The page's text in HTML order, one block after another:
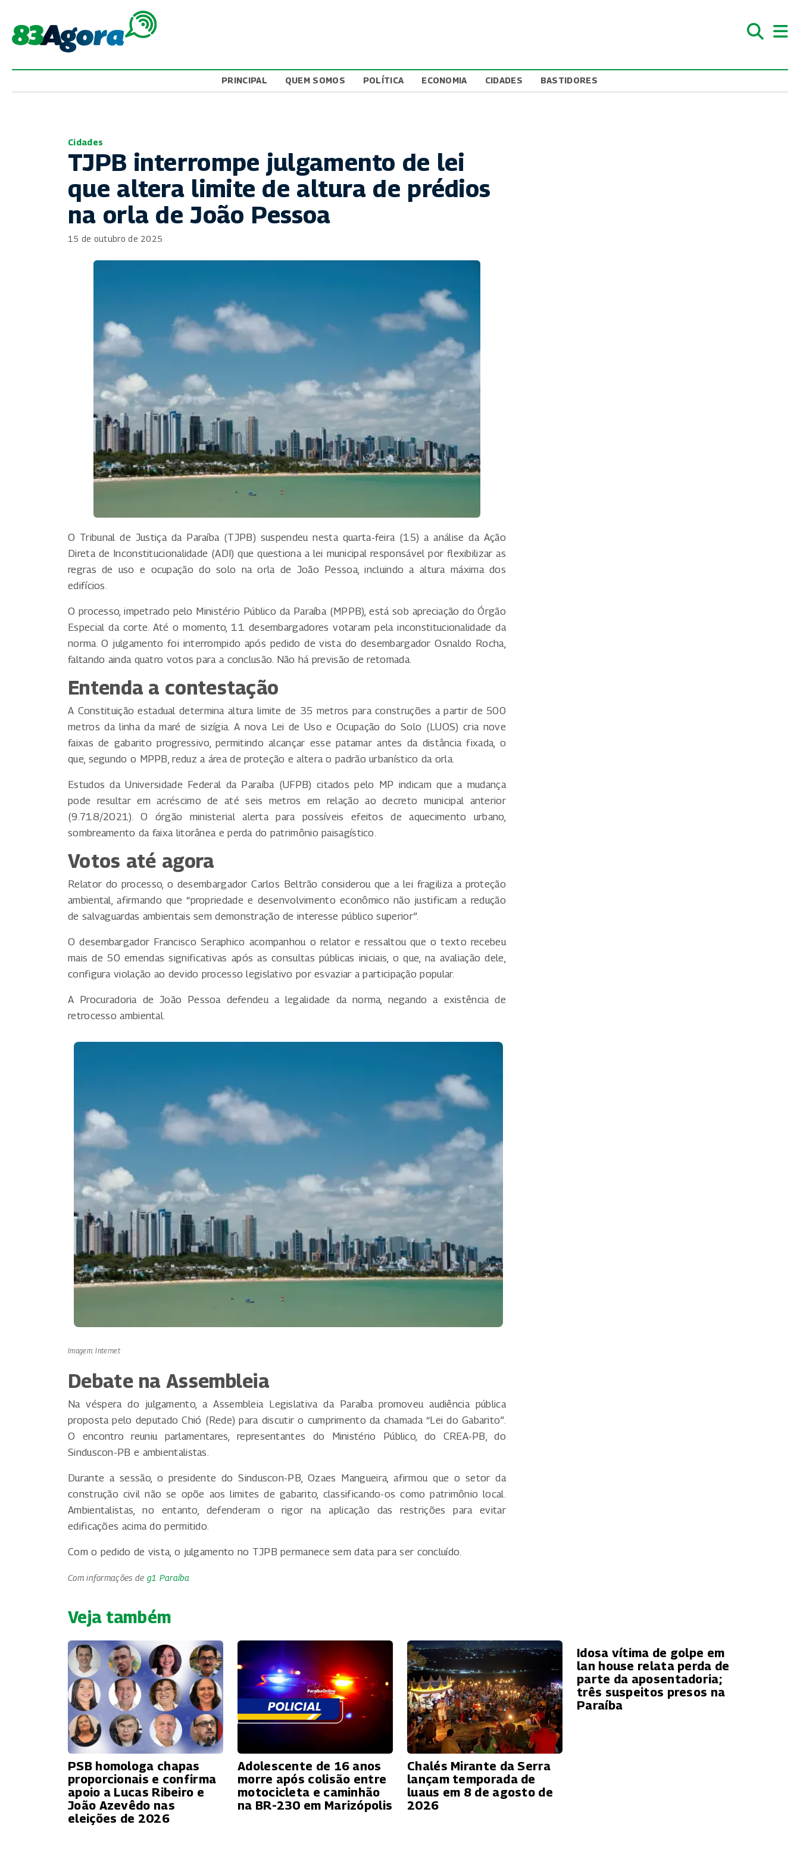
PRINCIPAL QUEM SOMOS POLÍTICA ECONOMIA CIDADES BASTIDORES
Cidades
TJPB interrompe julgamento de lei
que altera limite de altura de prédios
na orla de João Pessoa
15 de outubro de 2025
O Tribunal de Justiça da Paraíba (TJPB) suspendeu nesta quarta-feira (15) a análise da Ação
Direta de Inconstitucionalidade (ADI) que questiona a lei municipal responsável por flexibilizar as
regras de uso e ocupação do solo na orla de João Pessoa, incluindo a altura máxima dos
edifícios.
O processo, impetrado pelo Ministério Público da Paraíba (MPPB), está sob apreciação do Órgão
Especial da corte. Até o momento, 11 desembargadores votaram pela inconstitucionalidade da
norma. O julgamento foi interrompido após pedido de vista do desembargador Osnaldo Rocha,
faltando ainda quatro votos para a conclusão. Não há previsão de retomada.
Entenda a contestação
A Constituição estadual determina altura limite de 35 metros para construções a partir de 500
metros da linha da maré de sizígia. A nova Lei de Uso e Ocupação do Solo (LUOS) cria nove
faixas de gabarito progressivo, permitindo alcançar esse patamar antes da distância fixada, o
que, segundo o MPPB, reduz a área de proteção e altera o padrão urbanístico da orla.
Estudos da Universidade Federal da Paraíba (UFPB) citados pelo MP indicam que a mudança
pode resultar em acréscimo de até seis metros em relação ao decreto municipal anterior
(9.718/2021). O órgão ministerial alerta para possíveis efeitos de aquecimento urbano,
sombreamento da faixa litorânea e perda do patrimônio paisagístico.
Votos até agora
Relator do processo, o desembargador Carlos Beltrão considerou que a lei fragiliza a proteção
ambiental, afirmando que “propriedade e desenvolvimento econômico não justificam a redução
de salvaguardas ambientais sem demonstração de interesse público superior”.
O desembargador Francisco Seraphico acompanhou o relator e ressaltou que o texto recebeu
mais de 50 emendas significativas após as consultas públicas iniciais, o que, na avaliação dele,
configura violação ao devido processo legislativo por esvaziar a participação popular.
A Procuradoria de João Pessoa defendeu a legalidade da norma, negando a existência de
retrocesso ambiental.
Imagem: Internet
Debate na Assembleia
Na véspera do julgamento, a Assembleia Legislativa da Paraíba promoveu audiência pública
proposta pelo deputado Chió (Rede) para discutir o cumprimento da chamada “Lei do Gabarito”.
O encontro reuniu parlamentares, representantes do Ministério Público, do CREA-PB, do
Sinduscon-PB e ambientalistas.
Durante a sessão, o presidente do Sinduscon-PB, Ozaes Mangueira, afirmou que o setor da
construção civil não se opõe aos limites de gabarito, classificando-os como patrimônio local.
Ambientalistas, no entanto, defenderam o rigor na aplicação das restrições para evitar
edificações acima do permitido.
Com o pedido de vista, o julgamento no TJPB permanece sem data para ser concluído.
Com informações de g1 Paraíba
Veja também
PSB homologa chapas
proporcionais e confirma
apoio a Lucas Ribeiro e
João Azevêdo nas
eleições de 2026
Adolescente de 16 anos
morre após colisão entre
motocicleta e caminhão
na BR-230 em Marizópolis
Chalés Mirante da Serra
lançam temporada de
luaus em 8 de agosto de
2026
Idosa vítima de golpe em
lan house relata perda de
parte da aposentadoria;
três suspeitos presos na
Paraíba